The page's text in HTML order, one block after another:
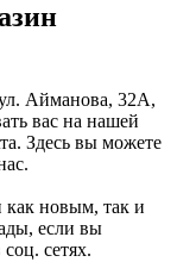
Айманова, 32А,
вас на нашей
Здесь вы можете
как новым, так и
если вы
сетях.